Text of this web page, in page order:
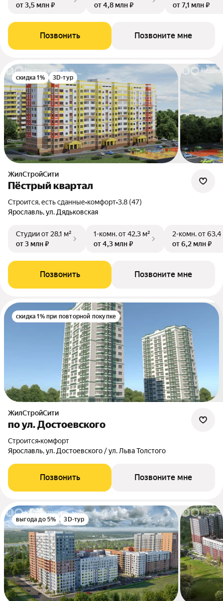
от 3,5 млн ₽ от 4,8 млн ₽ от 7,1 млн ₽
Позвонить Позвоните мне
скидка 1% 3D-тур
ЖилСтройСити
Пёстрый квартал
Строится, есть сданные•комфорт•3.8 (47)
Ярославль, ул. Дядьковская
Студииот 28,1 м²
от 3 млн ₽
1-комн.от 42,3 м²
от 4,3 млн ₽
2-комн.от 63,4
от 6,2 млн ₽
Позвонить Позвоните мне
скидка 1% при повторной покупке
ЖилСтройСити
по ул. Достоевского
Строится•комфорт
Ярославль, ул. Достоевского / ул. Льва Толстого
Позвонить Позвоните мне
выгода до 5% 3D-тур